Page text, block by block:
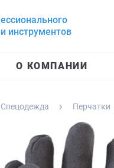
инструментов
О КОМПАНИИ
Спецодежда Перчатки